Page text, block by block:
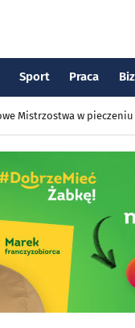
Sport Praca
Mistrzostwa w